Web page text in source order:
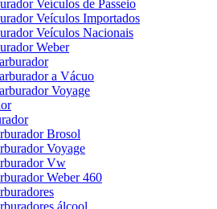
Veículos de Passeio
Veículos Importados
Veículos Nacionais
Weber
a Vácuo
Voyage
Brosol
Voyage
Vw
Weber 460
álcool